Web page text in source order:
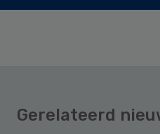
Gerelateerd